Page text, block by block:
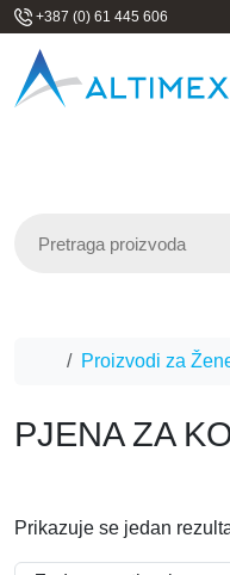
Skip to content
+387 (0) 61 445 606
Home
Proizvodi za
PJENA ZA
Prikazuje se jedan